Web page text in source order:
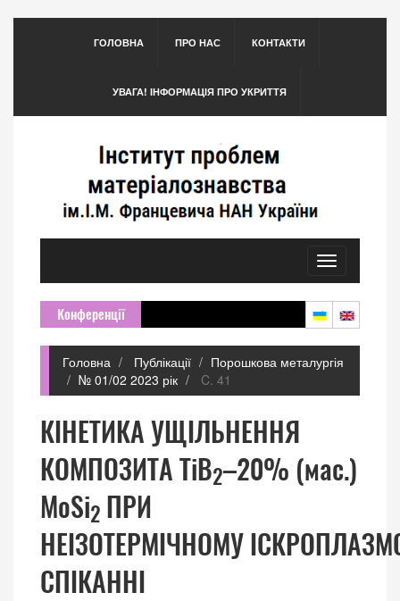
ГОЛОВНА ПРО НАС КОНТАКТИ
УВАГА! ІНФОРМАЦІЯ ПРО УКРИТТЯ
Toggle
navigation
Конференції
Головна Публікації
Порошкова металургія
№ 01/02 2023 рік
C. 41
КІНЕТИКА УЩІЛЬНЕННЯ
КОМПОЗИТА TiB2–20% (мас.)
MoSi2 ПРИ
НЕІЗОТЕРМІЧНОМУ
СПІКАННІ